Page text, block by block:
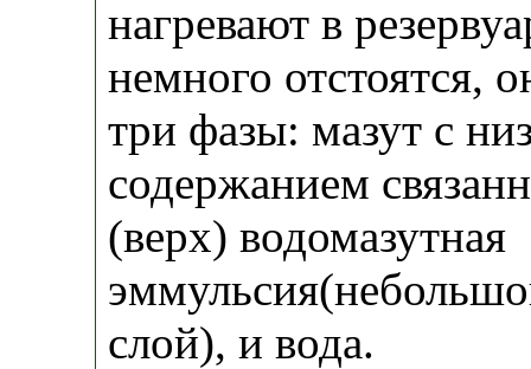
нагревают в
немного отстоятся,
три фазы: мазут с
содержанием
(верх) водомазутная
слой), и вода.